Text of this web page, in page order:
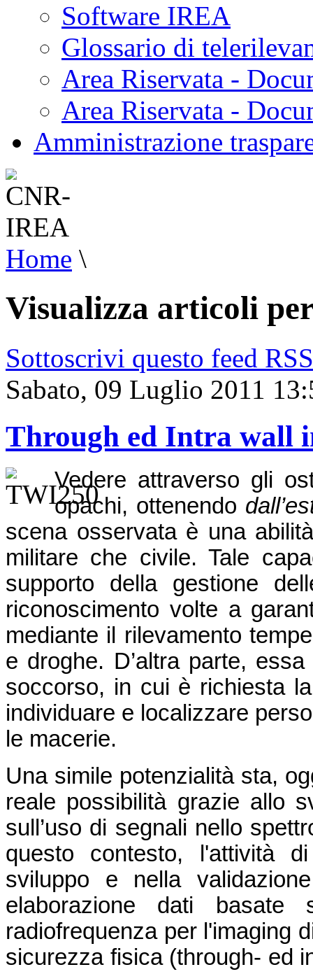
Software IREA
Glossario di
Area Riservata -
Area Riservata -
Amministrazione
Home \
Visualizza articoli
Sottoscrivi questo feed RSS
Sabato, 09 Luglio 2011
Through ed Intra wall
Vedere attraverso gli
opachi, ottenendo
scena osservata è una
militare che civile. Tale
supporto della gestione
riconoscimento volte a
mediante il rilevamento
e droghe. D’altra parte,
soccorso, in cui è richiesta
individuare e localizzare
le macerie.
Una simile potenzialità sta,
reale possibilità grazie allo
sull’uso di segnali nello
questo contesto, l'attività
sviluppo e nella
elaborazione dati
radiofrequenza per l'imaging
sicurezza fisica (through- ed